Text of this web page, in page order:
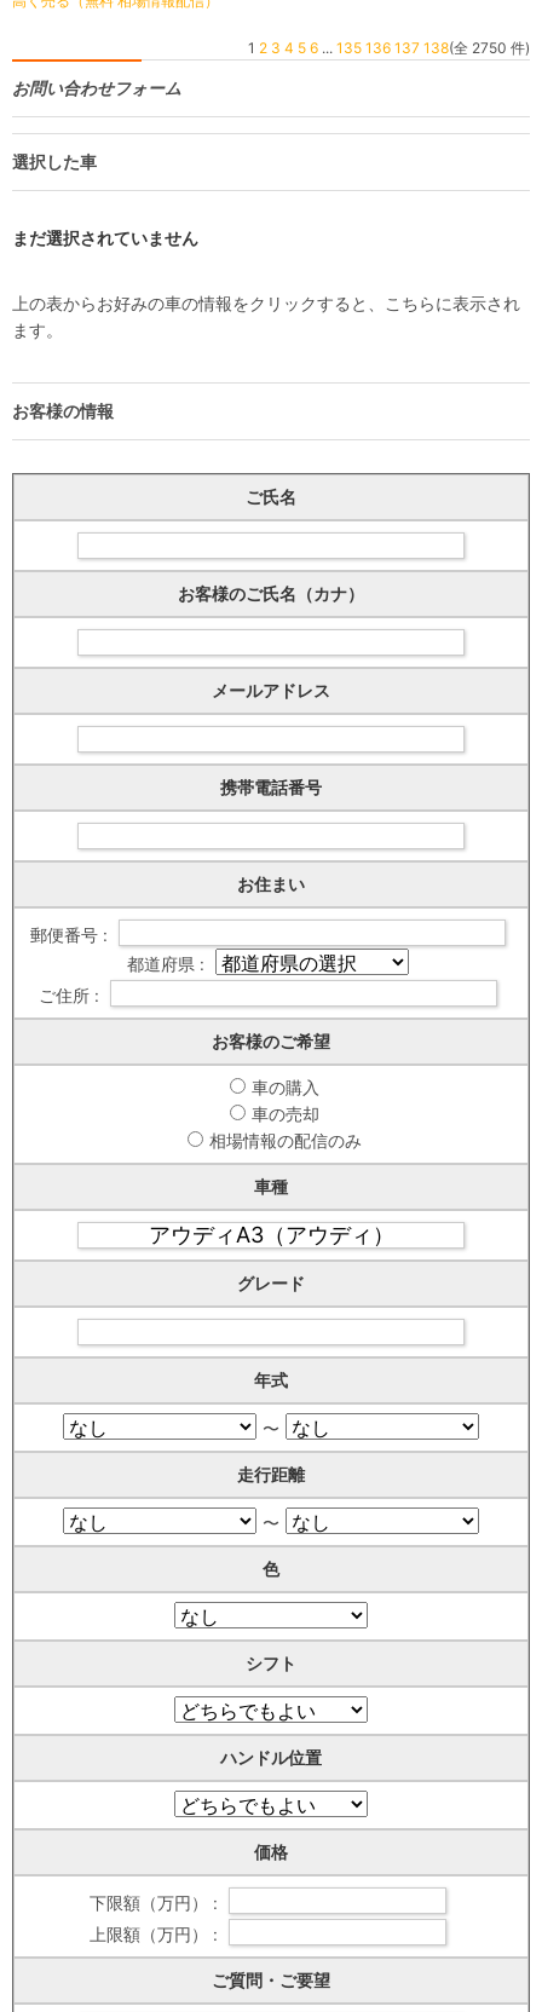
1 2 3 4 5 6 ... 135 136 137 138(全 2750 件)
お問い合わせフォーム
選択した車
まだ選択されていません
上の表からお好みの車の情報をクリックすると、こちらに表示され
ます。
お客様の情報
ご氏名
お客様のご氏名（カナ）
メールアドレス
携帯電話番号
お住まい
郵便番号 :
都道府県 :
ご住所 :
お客様のご希望
車の購入
車の売却
相場情報の配信のみ
車種
グレード
年式
〜
走行距離
〜
色
シフト
ハンドル位置
価格
下限額（万円） :
上限額（万円） :
ご質問・ご要望